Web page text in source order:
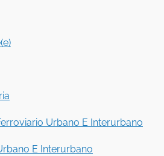
Urbano E Interurbano
E Interurbano